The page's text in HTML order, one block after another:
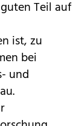
Teil auf
ist, zu
bei
und